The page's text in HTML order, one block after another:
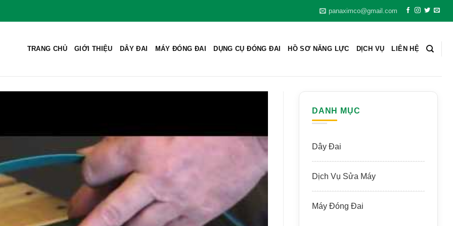
panaximco@gmail.com
TRANG CHỦ GIỚI THIỆU DÂY ĐAI MÁY ĐÓNG ĐAI DỤNG CỤ ĐÓNG ĐAI HỒ SƠ NĂNG LỰC DỊCH VỤ LIÊN HỆ
DANH MỤC
Dây Đai
Dịch Vụ Sửa Máy
Máy Đóng Đai